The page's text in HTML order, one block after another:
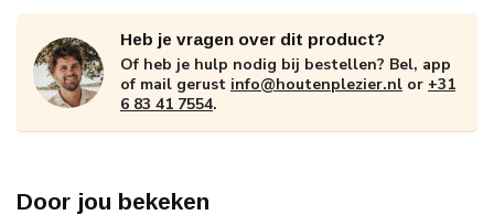
Heb je vragen over dit product?
Of heb je hulp nodig bij bestellen? Bel, app
of mail gerust info@houtenplezier.nl or +31
6 83 41 7554.
Door jou bekeken